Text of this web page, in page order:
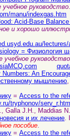
руководство
manu/indexgas.htm
Acid-Base
и хорошо
= Физиология
руководство
Numbers: An
мышлению
= Access to the
tryphonov/
Galla J.H., Maddias
и их лечение
пособие
= Access to the